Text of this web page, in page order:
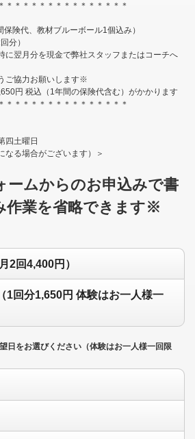
＊＊＊＊＊＊＊＊＊＊＊＊＊＊＊
険代、教材ブルーボール1個込み）
分）
月分を現金で弊社スタッフまたはコーチへ
力お願いします※
円 税込（1年間の保険代含む）がかかります
＊＊＊＊＊＊＊＊＊＊＊＊＊＊＊
四土曜日
なる場合がございます）＞
ムからのお申込みで書
作業を省略できます※
2回4,400円）
1回分1,650円 体験はお一人様一
日をお選びください（体験はお一人様一回限